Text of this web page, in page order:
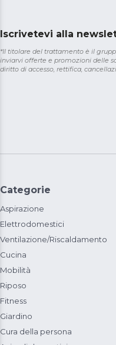
Iscrivetevi alla
*Il titolare del trattamento è il
inviarvi offerte e promozioni delle
diritto di accesso, rettifica,
Categorie
Aspirazione
Elettrodomestici
Ventilazione/Riscaldamento
Cucina
Mobilità
Riposo
Fitness
Giardino
Cura della persona